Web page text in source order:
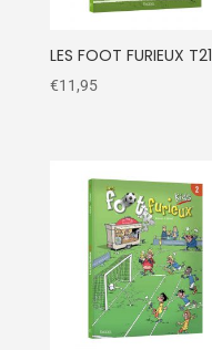
LES FOOT FURIEUX T21
€11,95